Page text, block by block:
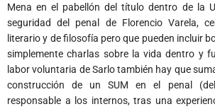
Mena en el pabellón del título dentro de la
seguridad del penal de Florencio Varela,
literario y de filosofía pero que pueden incluir
simplemente charlas sobre la vida dentro y
labor voluntaria de Sarlo también hay que
construcción de un SUM en el penal
responsable a los internos, tras una